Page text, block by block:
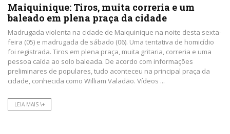
Maiquinique: Tiros, muita correria e um
baleado em plena praça da cidade
Madrugada violenta na cidade de Maiquinique na noite desta sexta-
feira (05) e madrugada de sábado (06). Uma tentativa de homicídio
foi registrada. Tiros em plena praça, muita gritaria, correria e uma
pessoa caída ao solo baleada. De acordo com informações
preliminares de populares, tudo aconteceu na principal praça da
cidade, conhecida como William Valadão. Vídeos ...
LEIA MAIS \+